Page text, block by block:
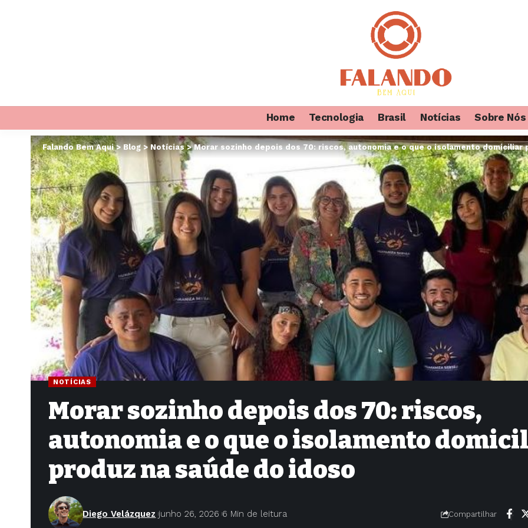
Home Tecnologia Brasil Notícias Sobre Nós
Falando Bem Aqui>Blog>Notícias>Morar sozinho depois dos 70: riscos, autonomia e o que o isolamento domiciliar
NOTÍCIAS
Morar sozinho depois dos 70: riscos,
autonomia e o que o isolamento
produz na saúde do idoso
Diego Velázquez junho 26, 2026 6 Min de leitura Compartilhar